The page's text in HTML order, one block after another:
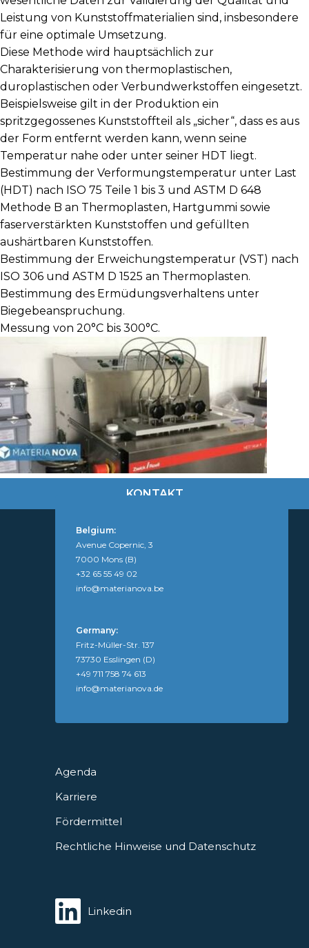
Leistung von Kunststoffmaterialien sind, insbesondere
für eine optimale Umsetzung.
Diese Methode wird hauptsächlich zur
Charakterisierung von thermoplastischen,
duroplastischen oder Verbundwerkstoffen eingesetzt.
Beispielsweise gilt in der Produktion ein
spritzgegossenes Kunststoffteil als „sicher“, dass es aus
der Form entfernt werden kann, wenn seine
Temperatur nahe oder unter seiner HDT liegt.
Bestimmung der Verformungstemperatur unter Last
(HDT) nach ISO 75 Teile 1 bis 3 und ASTM D 648
Methode B an Thermoplasten, Hartgummi sowie
faserverstärkten Kunststoffen und gefüllten
aushärtbaren Kunststoffen.
Bestimmung der Erweichungstemperatur (VST) nach
ISO 306 und ASTM D 1525 an Thermoplasten.
Bestimmung des Ermüdungsverhaltens unter
Biegebeanspruchung.
Messung von 20°C bis 300°C.
KONTAKT
Agenda
Karriere
Fördermittel
Rechtliche Hinweise und Datenschutz
Belgium:
Avenue Copernic, 3
7000 Mons (B)
+32 65 55 49 02
info@materianova.be
Germany:
Fritz-Müller-Str. 137
73730 Esslingen (D)
+49 711 758 74 613
info@materianova.de
Linkedin